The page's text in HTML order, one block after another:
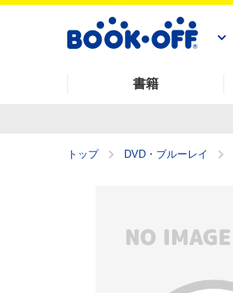
書籍
トップ DVD・ブルーレイ